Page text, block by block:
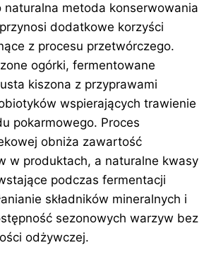
naturalna metoda konserwowania
dodatkowe korzyści
z procesu przetwórczego.
ogórki, fermentowane
kiszona z przyprawami
wspierających trawienie
pokarmowego. Proces
obniża zawartość
w produktach, a naturalne kwasy
podczas fermentacji
składników mineralnych i
sezonowych warzyw bez
odżywczej.